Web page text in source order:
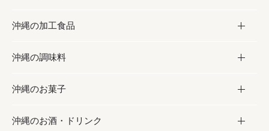
お取り寄せグルメ
フルーツ・野菜
お肉
海産物
沖縄の加工食品
加工食品
缶詰／パウチ
沖縄料理
沖縄の調味料
調味料
砂糖／黒砂糖
沖縄のお菓子
お菓子
沖縄のお酒・ドリンク